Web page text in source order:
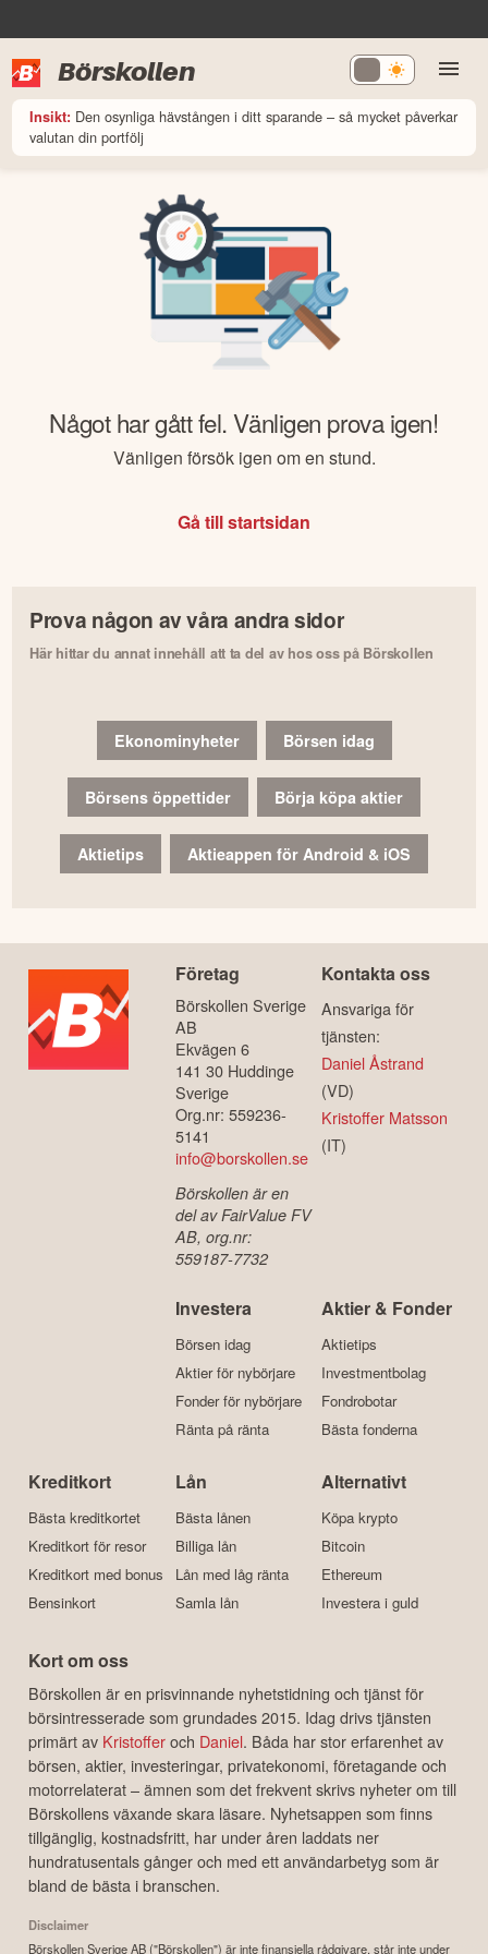
Börskollen
Insikt: Den osynliga hävstången i ditt sparande – så mycket påverkar
valutan din portfölj
Något har gått fel. Vänligen prova igen!
Vänligen försök igen om en stund.
Gå till startsidan
Prova någon av våra andra sidor
Här hittar du annat innehåll att ta del av hos oss på Börskollen
Ekonominyheter Börsen idag
Börsens öppettider Börja köpa aktier
Aktietips Aktieappen för Android & iOS
Företag
Börskollen Sverige
AB
Ekvägen 6
141 30 Huddinge
Sverige
Org.nr: 559236-
5141
info@borskollen.se
Börskollen är en
del av FairValue FV
AB, org.nr:
559187-7732
Kontakta oss
Ansvariga för
tjänsten:
Daniel Åstrand
(VD)
Kristoffer Matsson
(IT)
Investera
Börsen idag
Aktier för nybörjare
Fonder för nybörjare
Ränta på ränta
Aktier & Fonder
Aktietips
Investmentbolag
Fondrobotar
Bästa fonderna
Kreditkort
Bästa kreditkortet
Kreditkort för resor
Kreditkort med bonus
Bensinkort
Lån
Bästa lånen
Billiga lån
Lån med låg ränta
Samla lån
Alternativt
Köpa krypto
Bitcoin
Ethereum
Investera i guld
Kort om oss
Börskollen är en prisvinnande nyhetstidning och tjänst för
börsintresserade som grundades 2015. Idag drivs tjänsten
primärt av Kristofferoch Daniel. Båda har stor erfarenhet av
börsen, aktier, investeringar, privatekonomi, företagande och
motorrelaterat – ämnen som det frekvent skrivs nyheter om till
Börskollens växande skara läsare. Nyhetsappen som finns
tillgänglig, kostnadsfritt, har under åren laddats ner
hundratusentals gånger och med ett användarbetyg som är
bland de bästa i branschen.
Disclaimer
Börskollen Sverige AB ("Börskollen") är inte finansiella rådgivare, står inte under